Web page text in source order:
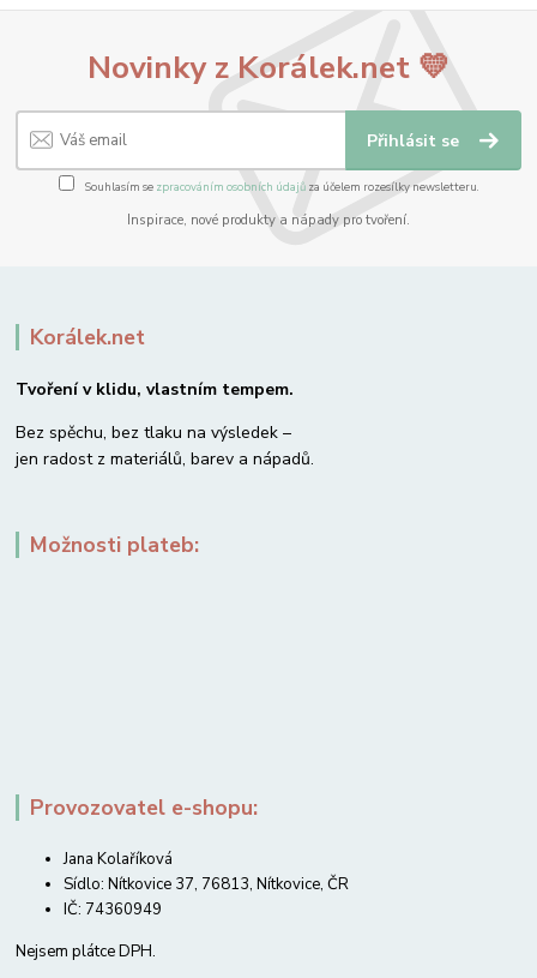
Novinky z Korálek.net 💛
Přihlásit se
Souhlasím se zpracováním osobních údajůza účelem rozesílky newsletteru.
Inspirace, nové produkty a nápady pro tvoření.
Korálek.net
Tvoření v klidu, vlastním tempem.
Bez spěchu, bez tlaku na výsledek –
jen radost z materiálů, barev a nápadů.
Možnosti plateb:
Provozovatel e-shopu:
Jana Kolaříková
Sídlo: Nítkovice 37, 76813, Nítkovice, ČR
IČ: 74360949
Nejsem plátce DPH.